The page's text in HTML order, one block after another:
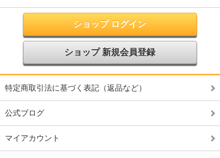
ショップ ログイン
ショップ 新規会員登録
特定商取引法に基づく表記（返品など）
公式ブログ
マイアカウント